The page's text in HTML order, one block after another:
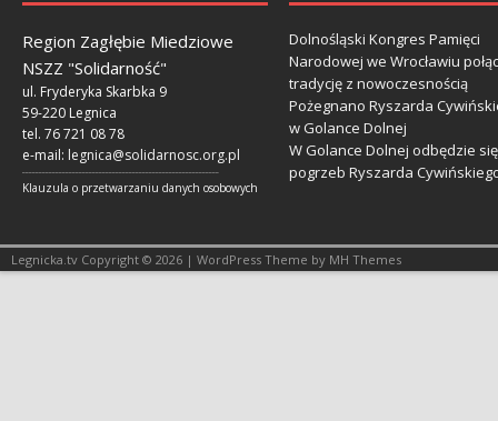
Region Zagłębie Miedziowe
NSZZ "Solidarność"
ul. Fryderyka Skarbka 9
59-220 Legnica
tel. 76 721 08 78
e-mail: legnica@solidarnosc.org.pl
Klauzula o przetwarzaniu danych osobowych
Dolnośląski Kongres Pamięci
Narodowej we Wrocławiu
tradycję z nowoczesnością
Pożegnano Ryszarda
w Golance Dolnej
W Golance Dolnej odbędzie się
pogrzeb Ryszarda
Legnicka.tv Copyright © 2026 | WordPress Theme by MH Themes